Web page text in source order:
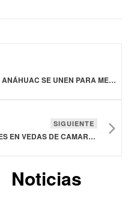
NESTLÉ Y LA UNIVERSIDAD ANÁHUAC SE UNEN PARA MEJORAR LA NUTRICIÓN EN MÉXICO
SIGUIENTE
MÉXICO PUBLICA MODIFICACIONES EN VEDAS DE CAMARÓN EN GOLFO DE MÉXICO Y MAR CARIBE PARA 2024
Noticias